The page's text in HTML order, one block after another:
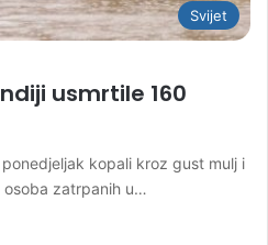
Svijet
usmrtile 160
kopali kroz gust mulj i
zatrpanih u…